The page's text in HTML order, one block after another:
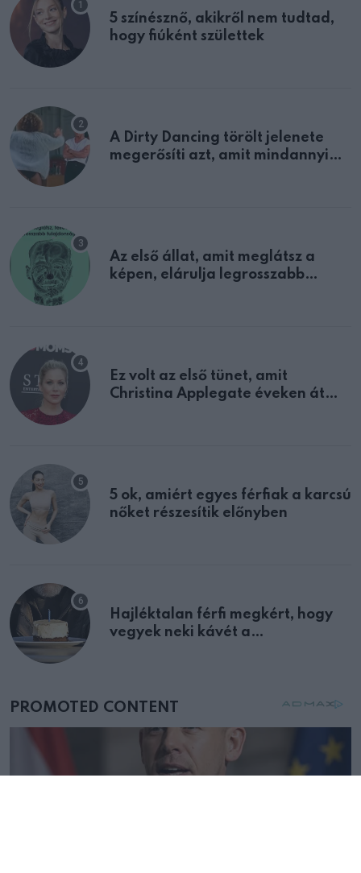
5 színésznő, akikről nem tudtad,
hogy fiúként születtek
A Dirty Dancing törölt jelenete
megerősíti azt, amit mindannyian
Az első állat, amit meglátsz a
képen, elárulja legrosszabb
Ez volt az első tünet, amit
Christina Applegate éveken át
5 ok, amiért egyes férfiak a karcsú
nőket részesítik előnyben
Hajléktalan férfi megkért, hogy
vegyek neki kávét a